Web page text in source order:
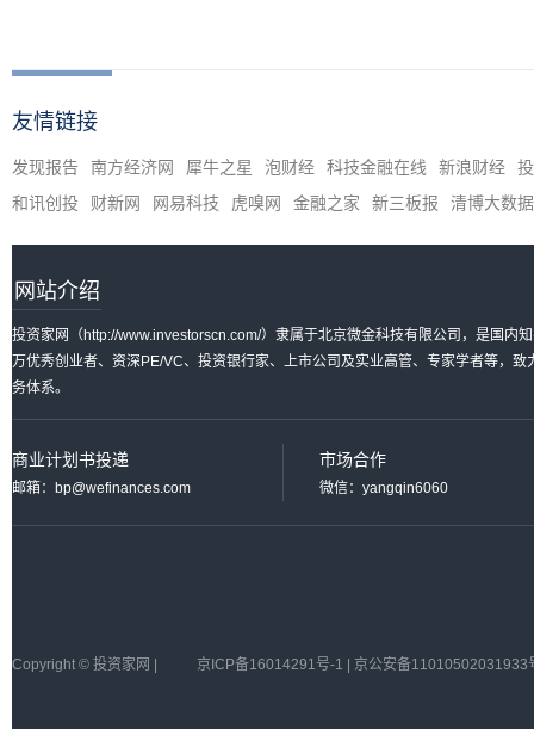
友情链接
发现报告 南方经济网 犀牛之星 泡财经 科技金融在线 新浪财经
和讯创投
财新网 网易科技 虎嗅网 金融之家 新三板报 清博大数据
网站介绍
投资家网（http://www.investorscn.com/）隶属于北京微金科技有限公司，是国内
万优秀创业者、资深PE/VC、投资银行家、上市公司及实业高管、专家学者等，
务体系。
商业计划书投递
邮箱：bp@wefinances.com
市场合作
微信：yangqin6060
Copyright © 投资家网 | 京ICP备16014291号-1 | 京公安备11010502031933